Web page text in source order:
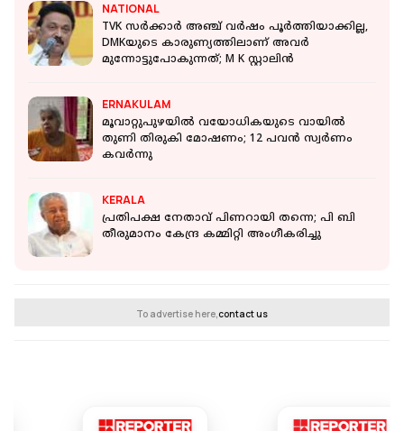
NATIONAL
TVK സര്‍ക്കാർ അഞ്ച് വര്‍ഷം പൂര്‍ത്തിയാക്കില്ല,
DMKയുടെ കാരുണ്യത്തിലാണ് അവർ
മുന്നോട്ടുപോകുന്നത്; M K സ്റ്റാലിൻ
ERNAKULAM
മൂവാറ്റുപുഴയിൽ വയോധികയുടെ വായിൽ
തുണി തിരുകി മോഷണം; 12 പവൻ സ്വർണം
കവർന്നു
KERALA
പ്രതിപക്ഷ നേതാവ് പിണറായി തന്നെ; പി ബി
തീരുമാനം കേന്ദ്ര കമ്മിറ്റി അംഗീകരിച്ചു
To advertise here,contact us